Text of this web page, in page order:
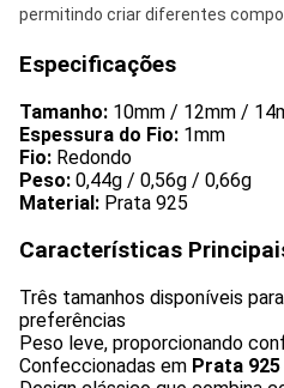
permitindo criar diferentes
Especificações
Tamanho: 10mm / 12mm /
Espessura do Fio: 1mm
Fio: Redondo
Peso: 0,44g / 0,56g / 0,66g
Material: Prata 925
Características
Três tamanhos disponíveis
preferências
Peso leve, proporcionando
Confeccionadas em Prata 925